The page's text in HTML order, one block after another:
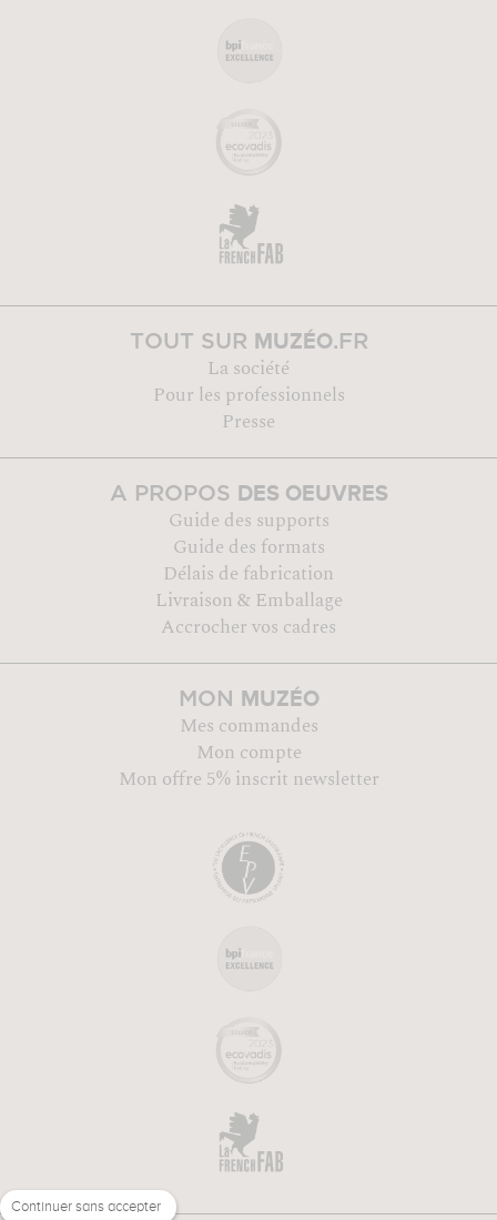
TOUT SUR MUZÉO.FR
La société
Pour les professionnels
Presse
A PROPOS DES OEUVRES
Guide des supports
Guide des formats
Délais de fabrication
Livraison & Emballage
Accrocher vos cadres
MON MUZÉO
Mes commandes
Mon compte
Mon offre 5% inscrit newsletter
Continuer sans accepter